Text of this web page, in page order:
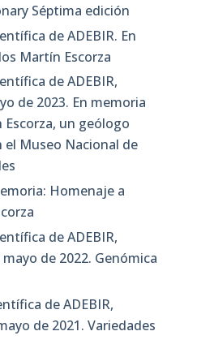
Séptima edición
de ADEBIR. En
Martín Escorza
de ADEBIR,
de 2023. En memoria
un geólogo
Museo Nacional de
Homenaje a
de ADEBIR,
de 2022. Genómica
de ADEBIR,
de 2021. Variedades